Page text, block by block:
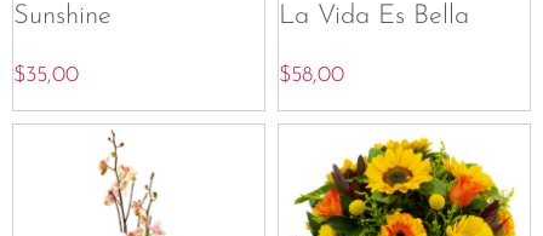
Sunshine
$35,00
La Vida Es Bella
$58,00